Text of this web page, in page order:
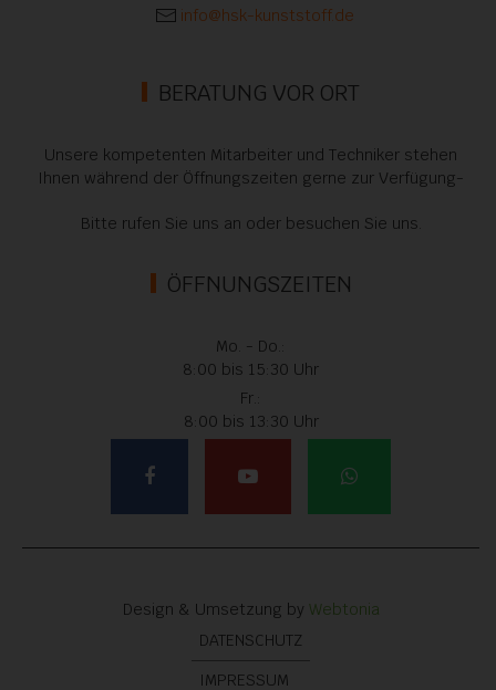
info@hsk-kunststoff.de
BERATUNG VOR ORT
Unsere kompetenten Mitarbeiter und Techniker stehen
Ihnen während der Öffnungszeiten gerne zur Verfügung-
Bitte rufen Sie uns an oder besuchen Sie uns.
ÖFFNUNGSZEITEN
Mo. - Do.:
8:00 bis 15:30 Uhr
Fr.:
8:00 bis 13:30 Uhr
DATENSCHUTZ
IMPRESSUM
Design & Umsetzung by Webtonia